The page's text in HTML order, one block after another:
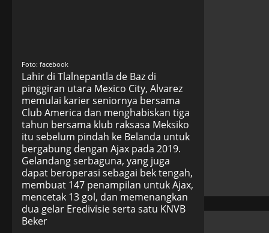
Foto: facebook
Lahir di Tlalnepantla de Baz di
pinggiran utara Mexico City, Alvarez
memulai karier seniornya bersama
Club America dan menghabiskan tiga
tahun bersama klub raksasa Meksiko
itu sebelum pindah ke Belanda untuk
bergabung dengan Ajax pada 2019.
Gelandang serbaguna, yang juga
dapat beroperasi sebagai bek tengah,
membuat 147 penampilan untuk Ajax,
mencetak 13 gol, dan memenangkan
dua gelar Eredivisie serta satu KNVB
Beker